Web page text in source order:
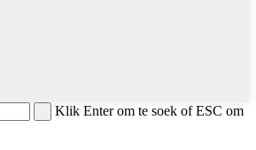
Klik Enter om te soek of ESC om